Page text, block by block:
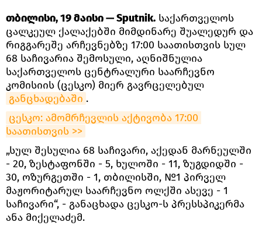
თბილისი, 19 მაისი — Sputnik. საქართველოს
ცალკეულ ქალაქებში მიმდინარე შუალედურ და
რიგგარეშე არჩევნებზე 17:00 საათისთვის სულ
68 საჩივარია შემოსული, აღნიშნულია
საქართველოს ცენტრალური საარჩევნო
კომისიის (ცესკო) მიერ გავრცელებულ
განცხადებაში .
ცესკო: ამომრჩევლის აქტივობა 17:00
საათისთვის >>
„სულ შესულია 68 საჩივარი, აქედან მარნეულში
- 20, ზესტაფონში - 5, ხულოში - 11, ზუგდიდში -
30, ოზურგეთში - 1, თბილისში, №1 პირველ
მაჟორიტარულ საარჩევნო ოლქში ასევე - 1
საჩივარი“, - განაცხადა ცესკო-ს პრესსპიკერმა
ანა მიქელაძემ.